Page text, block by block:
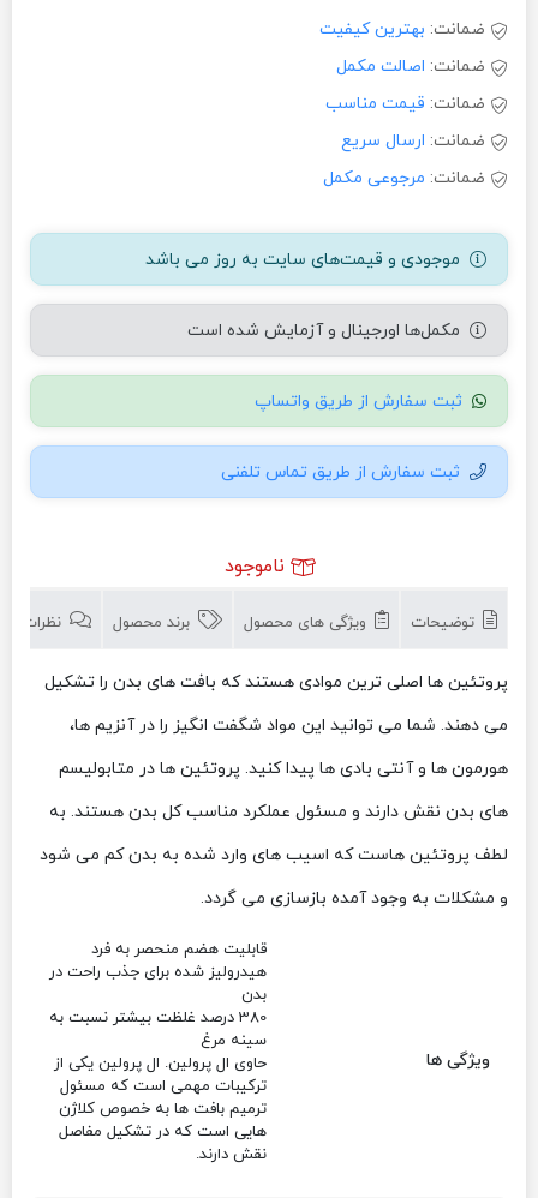
ضمانت: بهترین کیفیت
ضمانت: اصالت مکمل
ضمانت: قیمت مناسب
ضمانت: ارسال سریع
ضمانت: مرجوعی مکمل
موجودی و قیمت‌های سایت به روز می باشد
مکمل‌ها اورجینال و آزمایش شده است
ثبت سفارش از طریق واتساپ
ثبت سفارش از طریق تماس تلفنی
ناموجود
توضیحات ویژگی های محصول برند محصول نظرات (0)
پروتئین ها اصلی ترین موادی هستند که بافت های بدن را تشکیل
می دهند. شما می توانید این مواد شگفت انگیز را در آنزیم ها،
هورمون ها و آنتی بادی ها پیدا کنید. پروتئین ها در متابولیسم
های بدن نقش دارند و مسئول عملکرد مناسب کل بدن هستند. به
لطف پروتئین هاست که اسیب های وارد شده به بدن کم می شود
و مشکلات به وجود آمده بازسازی می گردد.
ویژگی ها
قابلیت هضم منحصر به فرد
هیدرولیز شده برای جذب راحت در
بدن
380 درصد غلظت بیشتر نسبت به
سینه مرغ
حاوی ال پرولین. ال پرولین یکی از
ترکیبات مهمی است که مسئول
ترمیم بافت ها به خصوص کلاژن
هایی است که در تشکیل مفاصل
نقش دارند.